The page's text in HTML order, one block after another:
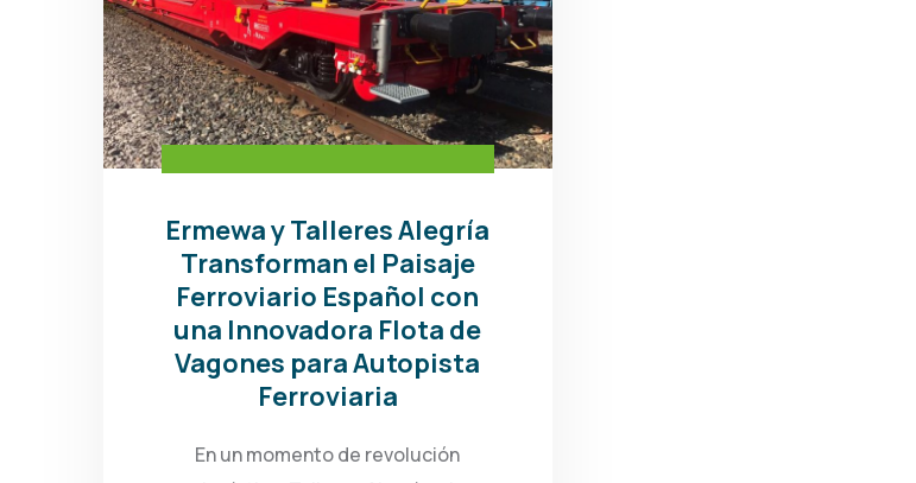
Ermewa y Talleres Alegría
Transforman el Paisaje
Ferroviario Español con
una Innovadora Flota de
Vagones para Autopista
Ferroviaria
En un momento de revolución